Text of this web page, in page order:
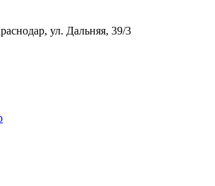
ул. Дальняя, 39/3